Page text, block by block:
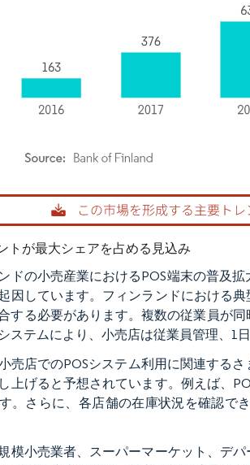
。再利用にはCC BY 4.0の表示が必要です。
トが最大シェアを占める見込み
ドの小売産業におけるPOS端末の普及
因しています。フィンランドにおける
する必要があります。複数の従業員が
ステムにより、小売店は従業員管理、1
売店でのPOSシステム利用に関連する
上げると予想されています。例えば、
。さらに、各店舗の在庫状況を確認で
模小売業者、スーパーマーケット、デ